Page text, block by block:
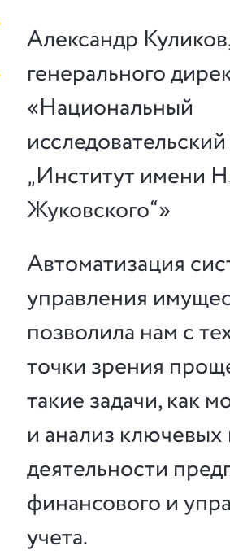
Александр
генерального
«Национальный
„Институт имени
Жуковского“»
Автоматизация
управления
позволила нам с
точки зрения
такие задачи, как
и анализ ключевых
деятельности
финансового и
учета.